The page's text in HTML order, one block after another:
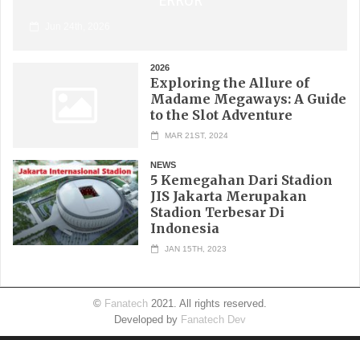
2026
Exploring the Allure of
Madame Megaways: A Guide
to the Slot Adventure
MAR 21ST, 2024
NEWS
5 Kemegahan Dari Stadion
JIS Jakarta Merupakan
Stadion Terbesar Di
Indonesia
JAN 15TH, 2023
© Fanatech 2021. All rights reserved.
Developed by Fanatech Dev